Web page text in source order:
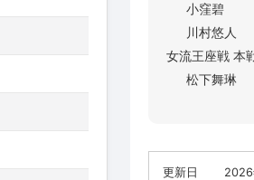
小窪碧
川村悠人
女流王座戦 本
松下舞琳
更新日